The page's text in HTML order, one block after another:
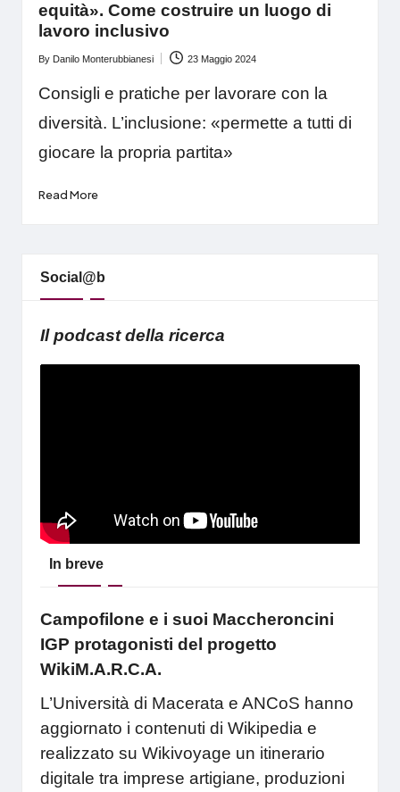
equità». Come costruire un luogo di
lavoro inclusivo
Posted
By Danilo Monterubbianesi 23 Maggio 2024
Consigli e pratiche per lavorare con la
diversità. L’inclusione: «permette a tutti di
giocare la propria partita»
Read More
Social@b
Il podcast della ricerca
In breve
Campofilone e i suoi Maccheroncini
IGP protagonisti del progetto
WikiM.A.R.C.A.
L’Università di Macerata e ANCoS hanno
aggiornato i contenuti di Wikipedia e
realizzato su Wikivoyage un itinerario
digitale tra imprese artigiane, produzioni